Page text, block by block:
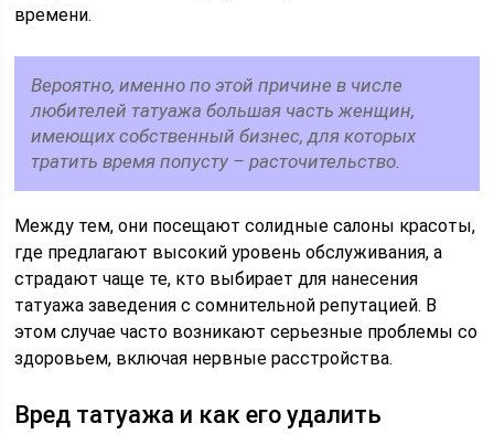
времени.
Вероятно, именно по этой причине в числе
любителей татуажа большая часть женщин,
имеющих собственный бизнес, для которых
тратить время попусту – расточительство.
Между тем, они посещают солидные салоны красоты,
где предлагают высокий уровень обслуживания, а
страдают чаще те, кто выбирает для нанесения
татуажа заведения с сомнительной репутацией. В
этом случае часто возникают серьезные проблемы со
здоровьем, включая нервные расстройства.
Вред татуажа и как его удалить